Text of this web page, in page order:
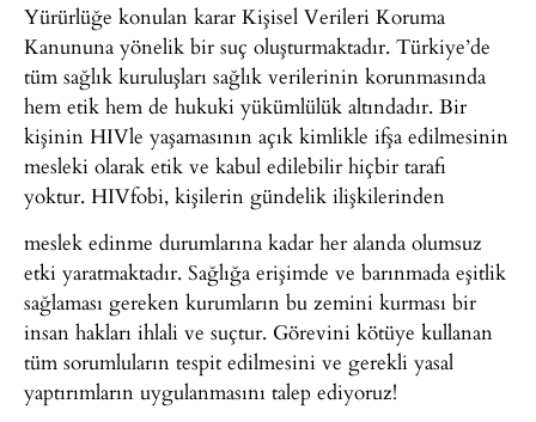
Yürürlüğe konulan karar Kişisel Verileri Koruma
Kanununa yönelik bir suç oluşturmaktadır. Türkiye’de
tüm sağlık kuruluşları sağlık verilerinin korunmasında
hem etik hem de hukuki yükümlülük altındadır. Bir
kişinin HIVle yaşamasının açık kimlikle ifşa edilmesinin
mesleki olarak etik ve kabul edilebilir hiçbir tarafı
yoktur. HIVfobi, kişilerin gündelik ilişkilerinden
meslek edinme durumlarına kadar her alanda olumsuz
etki yaratmaktadır. Sağlığa erişimde ve barınmada eşitlik
sağlaması gereken kurumların bu zemini kurması bir
insan hakları ihlali ve suçtur. Görevini kötüye kullanan
tüm sorumluların tespit edilmesini ve gerekli yasal
yaptırımların uygulanmasını talep ediyoruz!